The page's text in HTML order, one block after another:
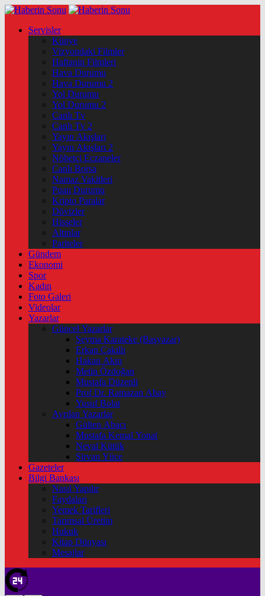
Servisler
Künye
Vizyondaki Filmler
Haftanin Filmleri
Hava Durumu
Hava Durumu 2
Yol Durumu
Yol Durumu 2
Canlı Tv
Canlı Tv 2
Yayın Akışları
Yayın Akışları 2
Nöbetçi Eczaneler
Canlı Borsa
Namaz Vakitleri
Puan Durumu
Kripto Paralar
Dövizler
Hisseler
Altınlar
Pariteler
Gündem
Ekonomi
Spor
Kadın
Foto Galeri
Videolar
Yazarlar
Güncel Yazarlar
Şeyma Karateke (Başyazar)
Erkan Çakıllı
Hakan Akın
Metin Özdoğan
Mustafa Düzenli
Prof Dr. Ramazan Abay
Yusuf Bolat
Ayrılan Yazarlar
Gülten Abacı
Mustafa Kemal Yonat
Neval Kütük
Şirvan Yüce
Gazeteler
Bilgi Bankası
Nasıl Yapılır
Faydaları
Yemek Tarifleri
Tarımsal Üretim
Hukuk
Kitap Dünyası
Mesajlar